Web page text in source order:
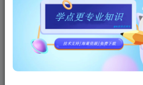
本站的资源转载自国内外各大媒体
验。如果您喜欢该游戏内容，请支持正版
游戏介绍
《帽子先生大冒险》是一款非常有